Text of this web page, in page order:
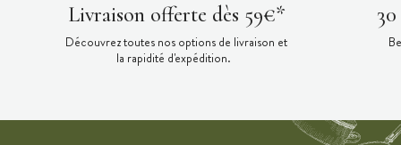
Livraison offerte dès 59€*
Découvrez toutes nos options de livraison et
la rapidité d'expédition.